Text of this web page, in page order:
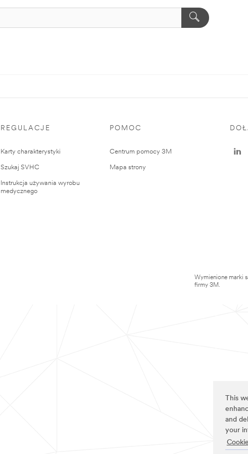
This
and
your
REGULACJE
Karty charakterystyki
Szukaj SVHC
Instrukcja używania wyrobu
medycznego
POMOC
Centrum pomocy 3M
Mapa strony
Wymienione marki
firmy 3M.